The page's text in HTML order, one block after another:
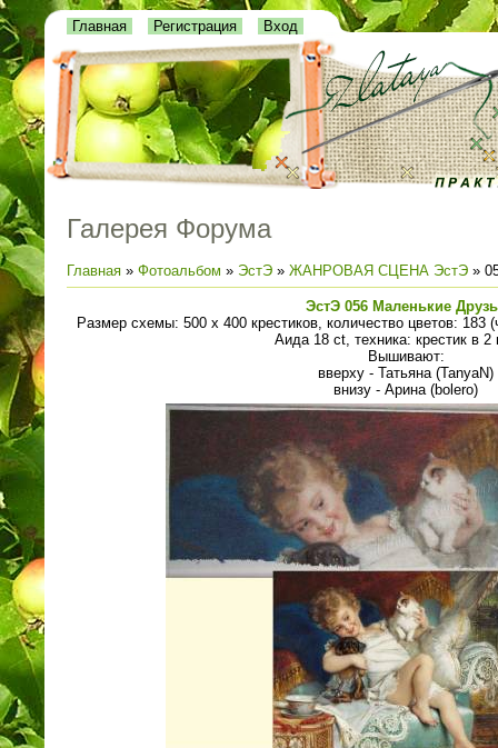
Главная Регистрация Вход
Галерея Форума
Главная » Фотоальбом » ЭстЭ » ЖАНРОВАЯ СЦЕНА ЭстЭ »
ЭстЭ 056 Маленькие
Размер схемы: 500 х 400 крестиков, количество цветов:
Аида 18 ct, техника: крестик в 2
Вышивают:
вверху - Татьяна (TanyaN)
внизу - Арина (bolero)